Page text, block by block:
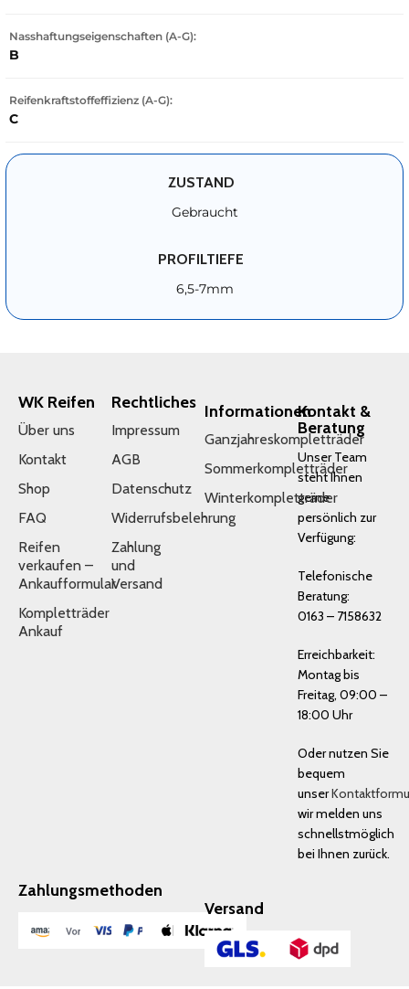
Nasshaftungseigenschaften (A-G):
B
Reifenkraftstoffeffizienz (A-G):
C
ZUSTAND
Gebraucht
PROFILTIEFE
6,5-7mm
WK Reifen
Über uns
Kontakt
Shop
FAQ
Reifen
verkaufen –
Ankaufformular
Kompletträder
Ankauf
Rechtliches
Impressum
AGB
Datenschutz
Widerrufsbelehrung
Zahlung
und
Versand
Informationen
Ganzjahreskompletträder
Sommerkompletträder
Winterkompletträder
Kontakt &
Beratung
Unser Team
steht Ihnen
gerne
persönlich zur
Verfügung:
Telefonische
Beratung:
0163 – 7158632
Erreichbarkeit:
Montag bis
Freitag, 09:00 –
18:00 Uhr
Oder nutzen Sie
bequem
unser
wir melden uns
schnellstmöglich
bei Ihnen zurück.
Zahlungsmethoden
Versand